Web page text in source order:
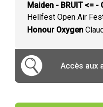
Maiden - BRUIT <=
Hellfest Open Air
Honour Oxygen
Accès aux